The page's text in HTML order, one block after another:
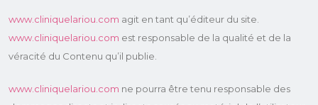
www.cliniquelariou.com agit en tant qu’éditeur du site.
www.cliniquelariou.com est responsable de la qualité et de la
véracité du Contenu qu’il publie.
www.cliniquelariou.com ne pourra être tenu responsable des